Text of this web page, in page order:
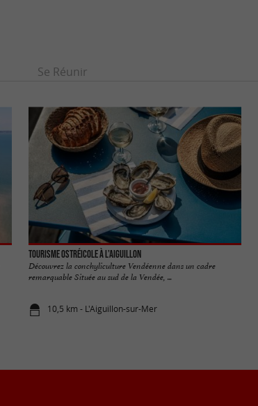
Se Réunir
Tourisme ostréicole à L’Aiguillon
Découvrez la conchyliculture Vendéenne dans un cadre
remarquable Située au sud de la Vendée, ...
10,5 km - L'Aiguillon-sur-Mer